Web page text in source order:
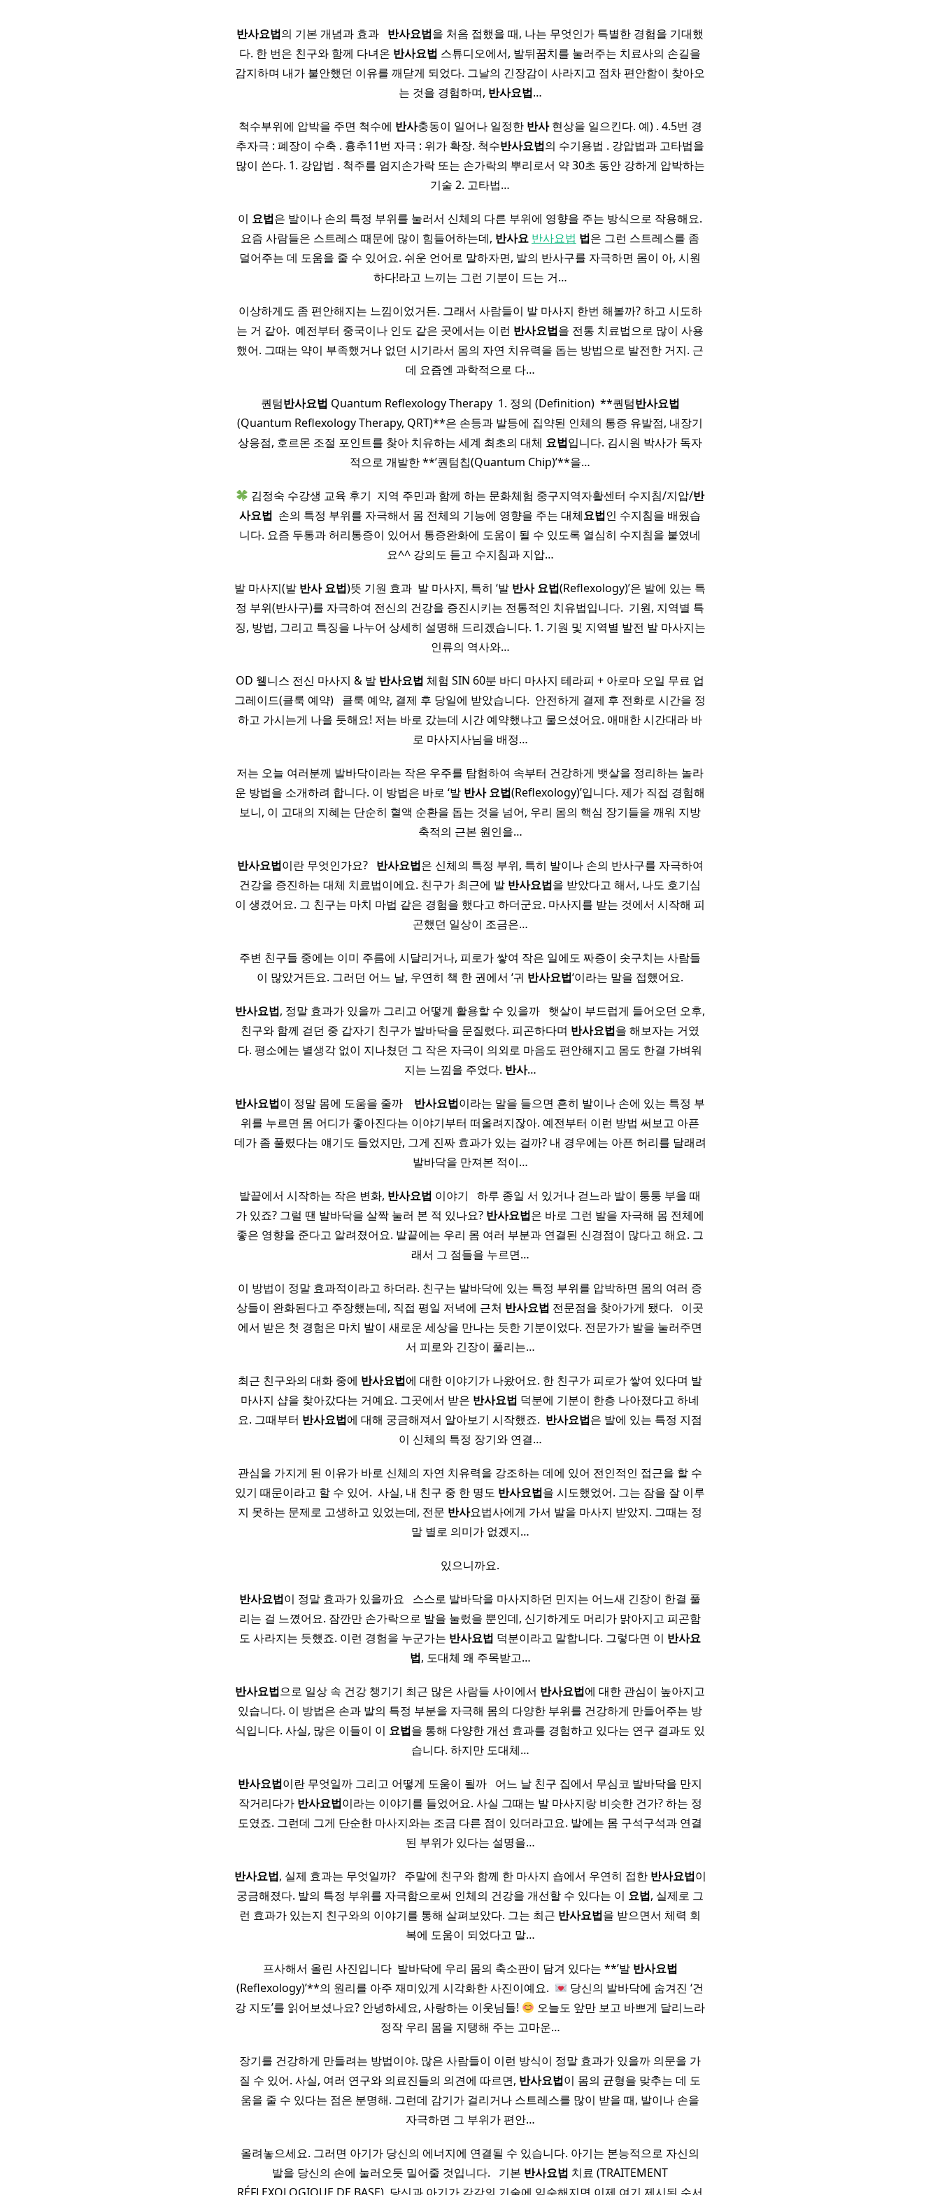
반사요법의 기본 개념과 효과 ​ ​ 반사요법을 처음 접했을 때, 나는 무엇인가 특별한 경험을 기대했
다. 한 번은 친구와 함께 다녀온 반사요법 스튜디오에서, 발뒤꿈치를 눌러주는 치료사의 손길을
감지하며 내가 불안했던 이유를 깨닫게 되었다. 그날의 긴장감이 사라지고 점차 편안함이 찾아오
는 것을 경험하며, 반사요법…
척수부위에 압박을 주면 척수에 반사충동이 일어나 일정한 반사현상을 일으킨다. 예) . 4.5번 경
추자극 : 폐장이 수축 . 흉추11번 자극 : 위가 확장. 척수반사요법의 수기용법 . 강압법과 고타법을
많이 쓴다. 1. 강압법 . 척주를 엄지손가락 또는 손가락의 뿌리로서 약 30초 동안 강하게 압박하는
기술 2. 고타법…
이 요법은 발이나 손의 특정 부위를 눌러서 신체의 다른 부위에 영향을 주는 방식으로 작용해요.
요즘 사람들은 스트레스 때문에 많이 힘들어하는데, 반사요 반사요법 법은 그런 스트레스를 좀
덜어주는 데 도움을 줄 수 있어요. 쉬운 언어로 말하자면, 발의 반사구를 자극하면 몸이 아, 시원
하다!라고 느끼는 그런 기분이 드는 거…
이상하게도 좀 편안해지는 느낌이었거든. 그래서 사람들이 발 마사지 한번 해볼까? 하고 시도하
는 거 같아. ​ 예전부터 중국이나 인도 같은 곳에서는 이런 반사요법을 전통 치료법으로 많이 사용
했어. 그때는 약이 부족했거나 없던 시기라서 몸의 자연 치유력을 돕는 방법으로 발전한 거지. 근
데 요즘엔 과학적으로 다…
퀀텀반사요법 Quantum Reflexology Therapy​ ​ ​1. 정의 (Definition) ​ ​**퀀텀반사요법
(Quantum Reflexology Therapy, QRT)**은 손등과 발등에 집약된 인체의 통증 유발점, 내장기
상응점, 호르몬 조절 포인트를 찾아 치유하는 세계 최초의 대체 요법입니다. 김시원 박사가 독자
적으로 개발한 **’퀀텀칩(Quantum Chip)’**을…
김정숙 수강생 교육 후기 ​ 지역 주민과 함께 하는 문화체험 중구지역자활센터 수지침/지압/반
사요법 ​ 손의 특정 부위를 자극해서 몸 전체의 기능에 영향을 주는 대체요법인 수지침을 배웠습
니다. 요즘 두통과 허리통증이 있어서 통증완화에 도움이 될 수 있도록 열심히 수지침을 붙였네
요^^ 강의도 듣고 수지침과 지압…
발 마사지(발 반사 요법)뜻 기원 효과​ ​ ​발 마사지, 특히 ‘발 반사 요법(Reflexology)’은 발에 있는 특
정 부위(반사구)를 자극하여 전신의 건강을 증진시키는 전통적인 치유법입니다. ​ 기원, 지역별 특
징, 방법, 그리고 특징을 나누어 상세히 설명해 드리겠습니다. ​1. 기원 및 지역별 발전 ​발 마사지는
인류의 역사와…
OD 웰니스 전신 마사지 & 발 반사요법 체험 SIN 60분 바디 마사지 테라피 + 아로마 오일 무료 업
그레이드(클룩 예약) ​ ​ 클룩 예약, 결제 후 당일에 받았습니다. ​ 안전하게 결제 후 전화로 시간을 정
하고 가시는게 나을 듯해요! 저는 바로 갔는데 시간 예약했냐고 물으셨어요. 애매한 시간대라 바
로 마사지사님을 배정…
저는 오늘 여러분께 발바닥이라는 작은 우주를 탐험하여 속부터 건강하게 뱃살을 정리하는 놀라
운 방법을 소개하려 합니다. 이 방법은 바로 ‘발 반사 요법(Reflexology)’입니다. 제가 직접 경험해
보니, 이 고대의 지혜는 단순히 혈액 순환을 돕는 것을 넘어, 우리 몸의 핵심 장기들을 깨워 지방
축적의 근본 원인을…
반사요법이란 무엇인가요? ​ ​ 반사요법은 신체의 특정 부위, 특히 발이나 손의 반사구를 자극하여
건강을 증진하는 대체 치료법이에요. 친구가 최근에 발 반사요법을 받았다고 해서, 나도 호기심
이 생겼어요. 그 친구는 마치 마법 같은 경험을 했다고 하더군요. 마사지를 받는 것에서 시작해 피
곤했던 일상이 조금은…
주변 친구들 중에는 이미 주름에 시달리거나, 피로가 쌓여 작은 일에도 짜증이 솟구치는 사람들
이 많았거든요. 그러던 어느 날, 우연히 책 한 권에서 ‘귀 반사요법‘이라는 말을 접했어요.
반사요법, 정말 효과가 있을까 그리고 어떻게 활용할 수 있을까 ​ ​ 햇살이 부드럽게 들어오던 오후,
친구와 함께 걷던 중 갑자기 친구가 발바닥을 문질렀다. 피곤하다며 반사요법을 해보자는 거였
다. 평소에는 별생각 없이 지나쳤던 그 작은 자극이 의외로 마음도 편안해지고 몸도 한결 가벼워
지는 느낌을 주었다. 반사…
반사요법이 정말 몸에 도움을 줄까 ​ ​ ​ 반사요법이라는 말을 들으면 흔히 발이나 손에 있는 특정 부
위를 누르면 몸 어디가 좋아진다는 이야기부터 떠올려지잖아. 예전부터 이런 방법 써보고 아픈
데가 좀 풀렸다는 얘기도 들었지만, 그게 진짜 효과가 있는 걸까? 내 경우에는 아픈 허리를 달래려
발바닥을 만져본 적이…
발끝에서 시작하는 작은 변화, 반사요법 이야기 ​ ​ 하루 종일 서 있거나 걷느라 발이 퉁퉁 부을 때
가 있죠? 그럴 땐 발바닥을 살짝 눌러 본 적 있나요? 반사요법은 바로 그런 발을 자극해 몸 전체에
좋은 영향을 준다고 알려졌어요. 발끝에는 우리 몸 여러 부분과 연결된 신경점이 많다고 해요. 그
래서 그 점들을 누르면…
이 방법이 정말 효과적이라고 하더라. 친구는 발바닥에 있는 특정 부위를 압박하면 몸의 여러 증
상들이 완화된다고 주장했는데, 직접 평일 저녁에 근처 반사요법 전문점을 찾아가게 됐다. ​ ​ 이곳
에서 받은 첫 경험은 마치 발이 새로운 세상을 만나는 듯한 기분이었다. 전문가가 발을 눌러주면
서 피로와 긴장이 풀리는…
최근 친구와의 대화 중에 반사요법에 대한 이야기가 나왔어요. 한 친구가 피로가 쌓여 있다며 발
마사지 샵을 찾아갔다는 거예요. 그곳에서 받은 반사요법 덕분에 기분이 한층 나아졌다고 하네
요. 그때부터 반사요법에 대해 궁금해져서 알아보기 시작했죠. ​ 반사요법은 발에 있는 특정 지점
이 신체의 특정 장기와 연결…
관심을 가지게 된 이유가 바로 신체의 자연 치유력을 강조하는 데에 있어 전인적인 접근을 할 수
있기 때문이라고 할 수 있어. ​ 사실, 내 친구 중 한 명도 반사요법을 시도했었어. 그는 잠을 잘 이루
지 못하는 문제로 고생하고 있었는데, 전문 반사요법사에게 가서 발을 마사지 받았지. 그때는 정
말 별로 의미가 없겠지…
있으니까요.
반사요법이 정말 효과가 있을까요 ​ ​ 스스로 발바닥을 마사지하던 민지는 어느새 긴장이 한결 풀
리는 걸 느꼈어요. 잠깐만 손가락으로 발을 눌렀을 뿐인데, 신기하게도 머리가 맑아지고 피곤함
도 사라지는 듯했죠. 이런 경험을 누군가는 반사요법 덕분이라고 말합니다. 그렇다면 이 반사요
법, 도대체 왜 주목받고…
반사요법으로 일상 속 건강 챙기기 최근 많은 사람들 사이에서 반사요법에 대한 관심이 높아지고
있습니다. 이 방법은 손과 발의 특정 부분을 자극해 몸의 다양한 부위를 건강하게 만들어주는 방
식입니다. 사실, 많은 이들이 이 요법을 통해 다양한 개선 효과를 경험하고 있다는 연구 결과도 있
습니다. 하지만 도대체…
반사요법이란 무엇일까 그리고 어떻게 도움이 될까 ​ ​ 어느 날 친구 집에서 무심코 발바닥을 만지
작거리다가 반사요법이라는 이야기를 들었어요. 사실 그때는 발 마사지랑 비슷한 건가? 하는 정
도였죠. 그런데 그게 단순한 마사지와는 조금 다른 점이 있더라고요. 발에는 몸 구석구석과 연결
된 부위가 있다는 설명을…
반사요법, 실제 효과는 무엇일까? ​ ​ 주말에 친구와 함께 한 마사지 숍에서 우연히 접한 반사요법이
궁금해졌다. 발의 특정 부위를 자극함으로써 인체의 건강을 개선할 수 있다는 이 요법, 실제로 그
런 효과가 있는지 친구와의 이야기를 통해 살펴보았다. 그는 최근 반사요법을 받으면서 체력 회
복에 도움이 되었다고 말…
프사해서 올린 사진입니다 ​ 발바닥에 우리 몸의 축소판이 담겨 있다는 **’발 반사요법
(Reflexology)’**의 원리를 아주 재미있게 시각화한 사진이예요. ​ ​
당신의 발바닥에 숨겨진 ‘건
강 지도’를 읽어보셨나요? ​안녕하세요, 사랑하는 이웃님들!
​오늘도 앞만 보고 바쁘게 달리느라
정작 우리 몸을 지탱해 주는 고마운…
장기를 건강하게 만들려는 방법이야. 많은 사람들이 이런 방식이 정말 효과가 있을까 의문을 가
질 수 있어. 사실, 여러 연구와 의료진들의 의견에 따르면, 반사요법이 몸의 균형을 맞추는 데 도
움을 줄 수 있다는 점은 분명해. 그런데 감기가 걸리거나 스트레스를 많이 받을 때, 발이나 손을
자극하면 그 부위가 편안…
올려놓으세요.​ 그러면 아기가 당신의 에너지에 연결될 수 있습니다. 아기는 본능적으로 자신의
발을 당신의 손에 눌러오듯 밀어줄 것입니다. ​ ​ 기본 반사요법 치료 (TRAITEMENT